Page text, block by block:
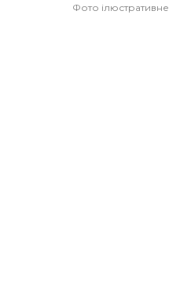
Фото ілюстративне